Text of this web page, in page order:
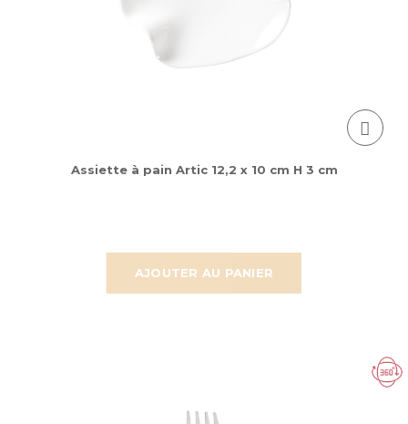
AJOUTER AU PANIER
Assiette à pain Artic 12,2 x 10 cm H 3 cm